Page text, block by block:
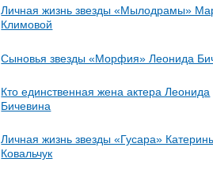
Личная жизнь звезды «Мылодрамы»
Климовой
Сыновья звезды «Морфия» Леонида
Кто единственная жена актера Леонида
Бичевина
Личная жизнь звезды «Гусара»
Ковальчук